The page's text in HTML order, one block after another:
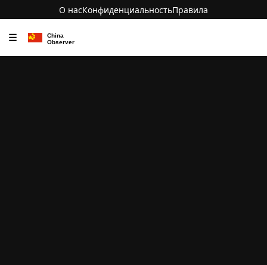
О насКонфиденциальностьПравила
☰